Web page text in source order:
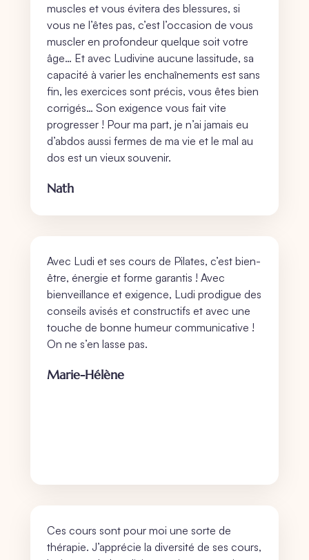
muscles et vous évitera des blessures, si
vous ne l’êtes pas, c’est l’occasion de vous
muscler en profondeur quelque soit votre
âge… Et avec Ludivine aucune lassitude, sa
capacité à varier les enchaînements est sans
fin, les exercices sont précis, vous êtes bien
corrigés… Son exigence vous fait vite
progresser ! Pour ma part, je n’ai jamais eu
d’abdos aussi fermes de ma vie et le mal au
dos est un vieux souvenir.
Nath
Avec Ludi et ses cours de Pilates, c’est bien-
être, énergie et forme garantis ! Avec
bienveillance et exigence, Ludi prodigue des
conseils avisés et constructifs et avec une
touche de bonne humeur communicative !
On ne s’en lasse pas.
Marie-Hélène
Ces cours sont pour moi une sorte de
thérapie. J’apprécie la diversité de ses cours,